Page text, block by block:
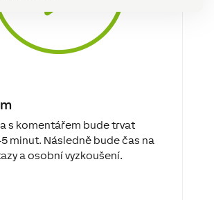
s komentářem bude trvat
minut. Následně bude čas na
a osobní vyzkoušení.